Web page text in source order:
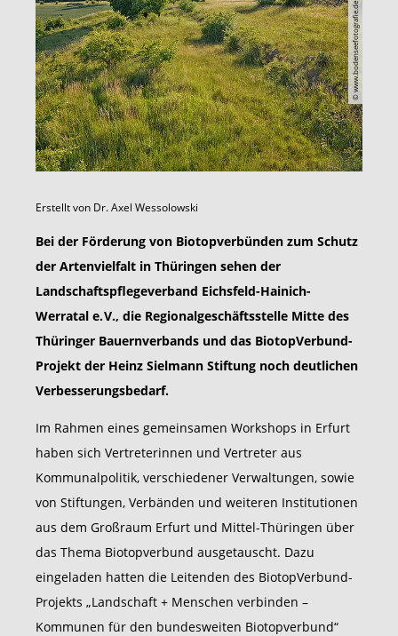
© www.bodenseefotografie.de
Erstellt von Dr. Axel Wessolowski
Bei der Förderung von Biotopverbünden zum Schutz
der Artenvielfalt in Thüringen sehen der
Landschaftspflegeverband Eichsfeld-Hainich-
Werratal e. V., die Regionalgeschäftsstelle Mitte des
Thüringer Bauernverbands und das BiotopVerbund-
Projekt der Heinz Sielmann Stiftung noch deutlichen
Verbesserungsbedarf.
Im Rahmen eines gemeinsamen Workshops in Erfurt
haben sich Vertreterinnen und Vertreter aus
Kommunalpolitik, verschiedener Verwaltungen, sowie
von Stiftungen, Verbänden und weiteren Institutionen
aus dem Großraum Erfurt und Mittel-Thüringen über
das Thema Biotopverbund ausgetauscht. Dazu
eingeladen hatten die Leitenden des BiotopVerbund-
Projekts „Landschaft + Menschen verbinden –
Kommunen für den bundesweiten Biotopverbund“